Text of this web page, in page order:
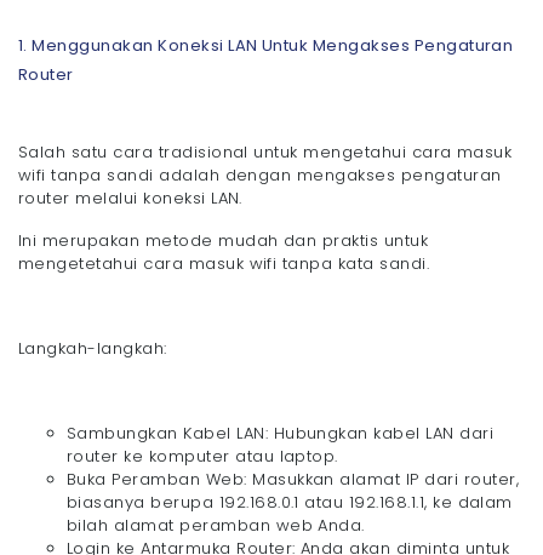
1. Menggunakan Koneksi LAN Untuk Mengakses Pengaturan
Router
Salah satu cara tradisional untuk mengetahui cara masuk
wifi tanpa sandi adalah dengan mengakses pengaturan
router melalui koneksi LAN.
Ini merupakan metode mudah dan praktis untuk
mengetetahui cara masuk wifi tanpa kata sandi.
Langkah-langkah:
Sambungkan Kabel LAN: Hubungkan kabel LAN dari
router ke komputer atau laptop.
Buka Peramban Web: Masukkan alamat IP dari router,
biasanya berupa 192.168.0.1 atau 192.168.1.1, ke dalam
bilah alamat peramban web Anda.
Login ke Antarmuka Router: Anda akan diminta untuk